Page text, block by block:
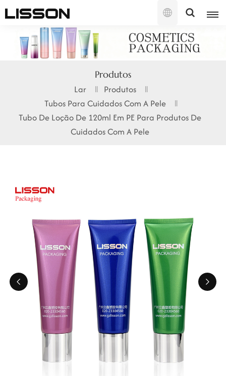
Português
English
français
русский
español
한국의
ไทย
Tiếng việt
中文
Produtos
Lar
Produtos
Tubos Para Cuidados Com A Pele
Tubo De Loção De 120ml Em PE Para Produtos De
Cuidados Com A Pele